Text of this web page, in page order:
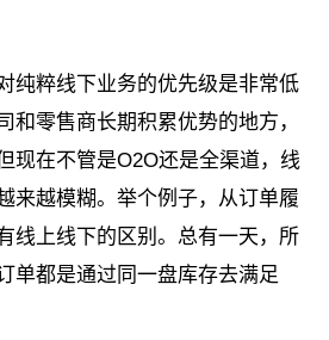
纯粹线下业务的优先级是非常低
和零售商长期积累优势的地方，
现在不管是O2O还是全渠道，线
来越模糊。举个例子，从订单履
线上线下的区别。总有一天，所
单都是通过同一盘库存去满足